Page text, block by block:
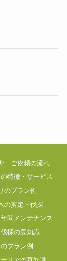
ご依頼の流れ
特徴・サービス
のプラン例
の剪定・伐採
年間メンテナンス
採の豆知識
プラン例